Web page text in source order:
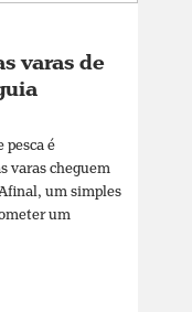
varas de
pesca é
varas cheguem
um simples
um